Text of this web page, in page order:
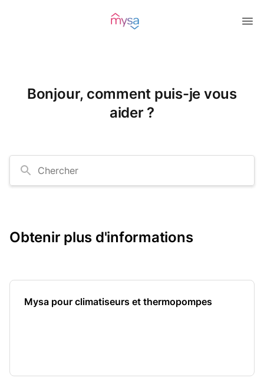
Bonjour, comment puis-je vous
aider ?
Chercher
Obtenir plus d'informations
Mysa pour climatiseurs et thermopompes